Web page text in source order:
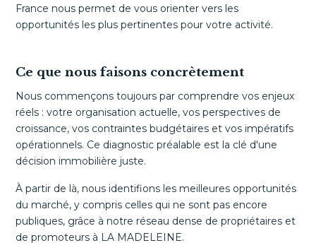
France nous permet de vous orienter vers les
opportunités les plus pertinentes pour votre activité.
Ce que nous faisons concrètement
Nous commençons toujours par comprendre vos enjeux
réels : votre organisation actuelle, vos perspectives de
croissance, vos contraintes budgétaires et vos impératifs
opérationnels. Ce diagnostic préalable est la clé d'une
décision immobilière juste.
À partir de là, nous identifions les meilleures opportunités
du marché, y compris celles qui ne sont pas encore
publiques, grâce à notre réseau dense de propriétaires et
de promoteurs à LA MADELEINE.